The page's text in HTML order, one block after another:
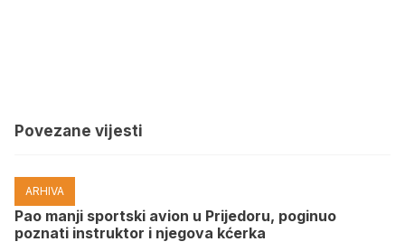
Povezane vijesti
ARHIVA
Pao manji sportski avion u Prijedoru, poginuo
poznati instruktor i njegova kćerka